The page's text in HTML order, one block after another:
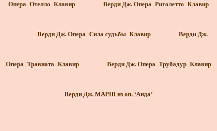
Опера_Отелло_Клавир Верди Дж. Опера_Риголетто_Клавир
Верди Дж. Опера_Сила судьбы_Клавир Верди Дж.
Опера_Травиата_Клавир Верди Дж. Опера_Трубадур_Клавир
Верди Дж. МАРШ из оп. ‘Аида’